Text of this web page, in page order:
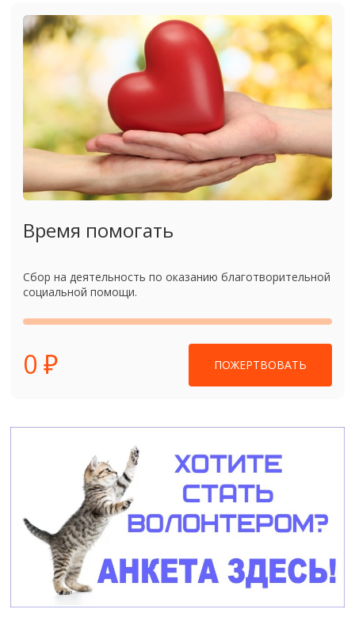
Время помогать
Сбор на деятельность по оказанию благотворительной
социальной помощи.
0 ₽ ПОЖЕРТВОВАТЬ